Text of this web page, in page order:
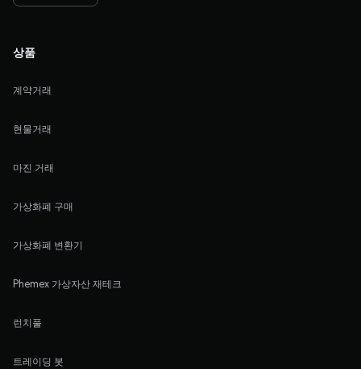
상품
계약거래
현물거래
마진 거래
가상화폐 구매
가상화폐 변환기
Phemex 가상자산 재테크
런치풀
트레이딩 봇